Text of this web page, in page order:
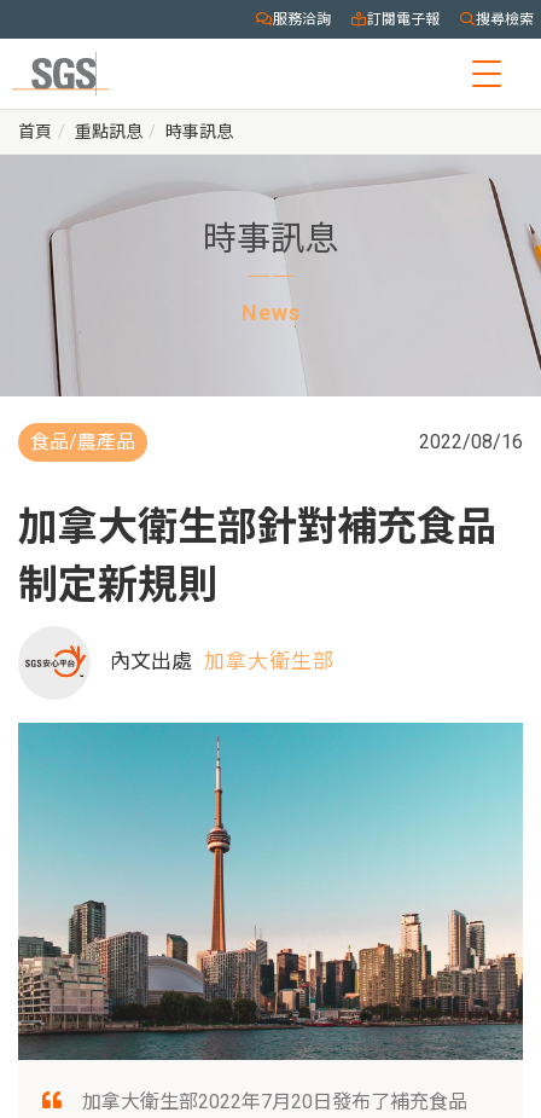
服務洽詢 訂閱電子報 搜尋檢索
首頁 重點訊息 時事訊息
時事訊息
News
食品/農產品 2022/08/16
加拿大衛生部針對補充食品
制定新規則
內文出處 加拿大衛生部
加拿大衛生部2022年7月20日發布了補充食品